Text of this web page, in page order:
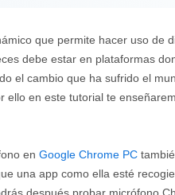
que permite hacer uso de
debe estar en plataformas
el cambio que ha sufrido el
ello en este tutorial te
en Google Chrome PC
una app como ella esté